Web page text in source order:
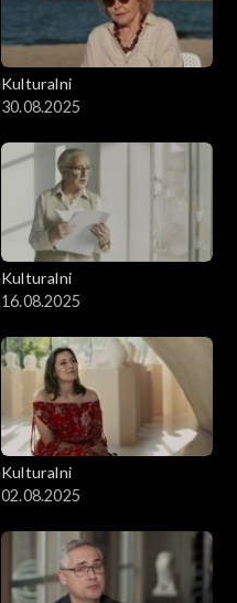
Kulturalni
30.08.2025
Kulturalni
16.08.2025
Kulturalni
02.08.2025